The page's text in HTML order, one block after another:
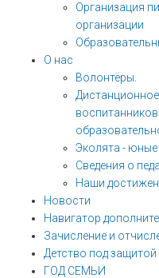
Организация
организации
О нас
Волонтёры.
Эколята -
Сведения о
Наши
Новости
Навигатор
Зачисление и
Детство под защитой
ГОД СЕМЬИ